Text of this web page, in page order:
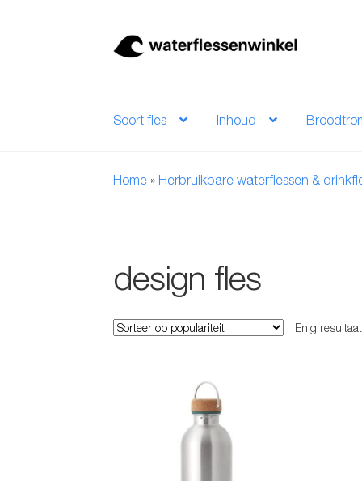
Ga
door
Ga
naar
Soort fles Inhoud
Home » Herbruikbare waterflessen &
design fles
Enig resultaat